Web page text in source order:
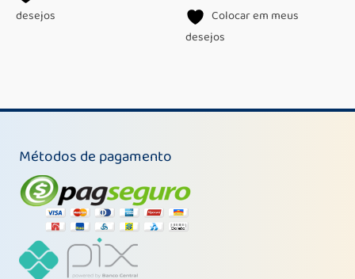
desejos
Colocar em meus
desejos
Métodos de pagamento